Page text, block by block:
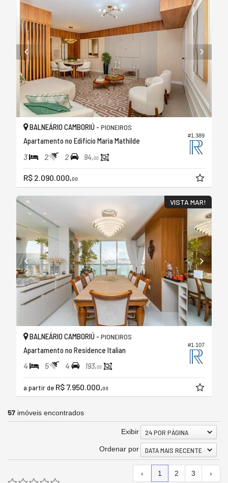
#1.389
BALNEÁRIO CAMBORIÚ - PIONEIROS
Apartamento no Edifício Maria Mathilde
3 2 2 94,00
R$ 2.090.000,00
VISTA MAR!
#1.107
BALNEÁRIO CAMBORIÚ - PIONEIROS
Apartamento no Residence Italian
4 5 4 193,00
a partir de R$ 7.950.000,00
57 imóveis encontrados
Exibir 24 POR PÁGINA
Ordenar por DATA MAIS RECENTE
‹ 1 2 3 ›